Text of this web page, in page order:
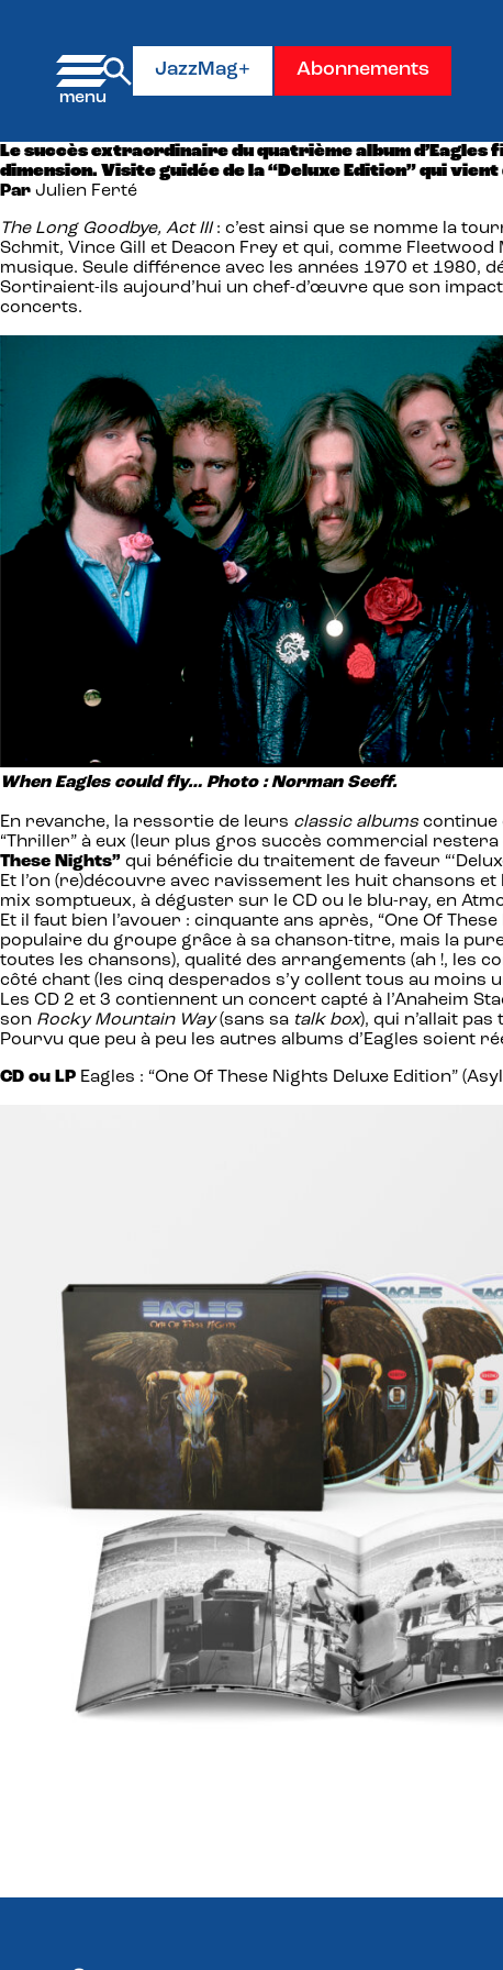
JazzMag+ Abonnements
Le succès extraordinaire du quatrième album d’Eagles
dimension. Visite guidée de la “Deluxe Edition” qui
Par Julien Ferté
The Long Goodbye, Act III: c’est ainsi que se nomme la
Schmit, Vince Gill et Deacon Frey et qui, comme
musique. Seule différence avec les années 1970 et 1980,
Sortiraient-ils aujourd’hui un chef-d’œuvre que son
concerts.
When Eagles could fly… Photo : Norman Seeff.
En revanche, la ressortie de leurs classic albums continue
“Thriller” à eux (leur plus gros succès commercial restera
These Nights” qui bénéficie du traitement de faveur
Et l’on (re)découvre avec ravissement les huit chansons
mix somptueux, à déguster sur le CD ou le blu-ray, en
Et il faut bien l’avouer : cinquante ans après, “One Of
populaire du groupe grâce à sa chanson-titre, mais la
toutes les chansons), qualité des arrangements (ah !, les
côté chant (les cinq desperados s’y collent tous au
Les CD 2 et 3 contiennent un concert capté à l’Anaheim
son Rocky Mountain Way(sans sa talk box), qui n’allait
Pourvu que peu à peu les autres albums d’Eagles soient
CD ou LP Eagles : “One Of These Nights Deluxe Edition”